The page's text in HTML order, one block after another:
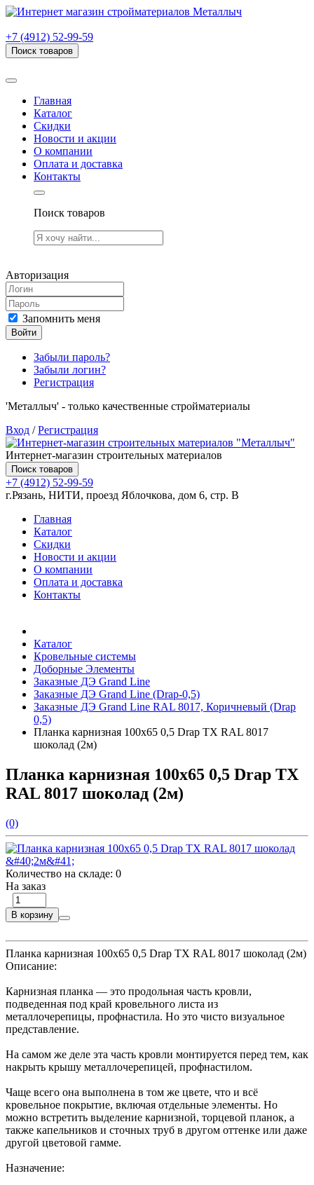
+7 (4912) 52-99-59
Поиск товаров
Главная
Каталог
Скидки
Новости и акции
О компании
Оплата и доставка
Контакты
Поиск товаров
Авторизация
Запомнить меня
Войти
Забыли пароль?
Забыли логин?
Регистрация
'Металлыч' - только качественные стройматериалы
Вход /Регистрация
Интернет-магазин строительных материалов
Поиск товаров
+7 (4912) 52-99-59
г.Рязань, НИТИ, проезд Яблочкова, дом 6, стр. В
Главная
Каталог
Скидки
Новости и акции
О компании
Оплата и доставка
Контакты
Каталог
Кровельные системы
Доборные Элементы
Заказные ДЭ Grand Line
Заказные ДЭ Grand Line (Drap-0,5)
Заказные ДЭ Grand Line RAL 8017, Коричневый (Drap
0,5)
Планка карнизная 100х65 0,5 Drap TX RAL 8017
шоколад (2м)
Планка карнизная 100х65 0,5 Drap TX
RAL 8017 шоколад (2м)
(0)
Количество на складе: 0
На заказ
В корзину
Планка карнизная 100х65 0,5 Drap TX RAL 8017 шоколад (2м)
Описание:
Карнизная планка — это продольная часть кровли,
подведенная под край кровельного листа из
металлочерепицы, профнастила. Но это чисто визуальное
представление.
На самом же деле эта часть кровли монтируется перед тем, как
накрыть крышу металлочерепицей, профнастилом.
Чаще всего она выполнена в том же цвете, что и всё
кровельное покрытие, включая отдельные элементы. Но
можно встретить выделение карнизной, торцевой планок, а
также капельников и сточных труб в другом оттенке или даже
другой цветовой гамме.
Назначение: